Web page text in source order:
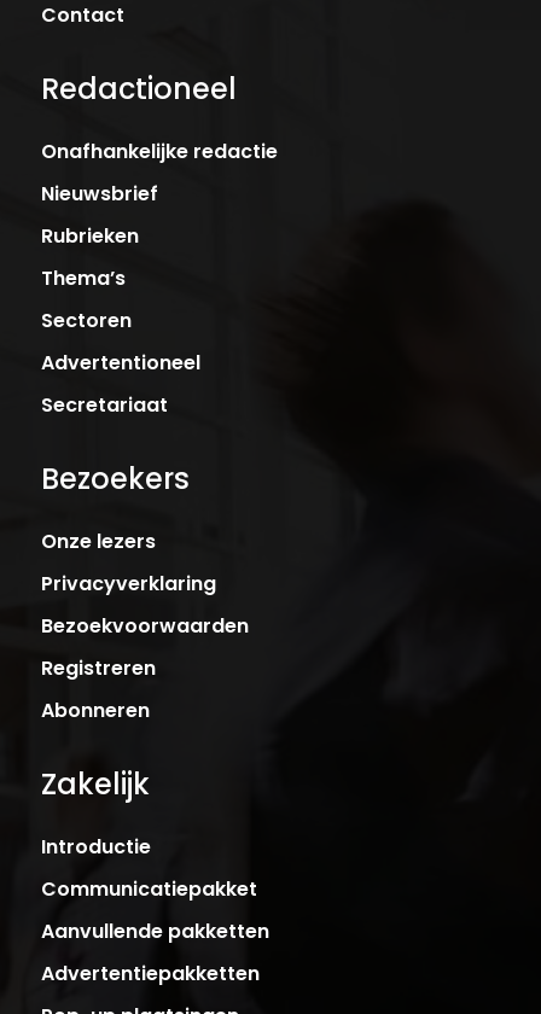
Contact
Redactioneel
Onafhankelijke redactie
Nieuwsbrief
Rubrieken
Thema’s
Sectoren
Advertentioneel
Secretariaat
Bezoekers
Onze lezers
Privacyverklaring
Bezoekvoorwaarden
Registreren
Abonneren
Zakelijk
Introductie
Communicatiepakket
Aanvullende pakketten
Advertentiepakketten